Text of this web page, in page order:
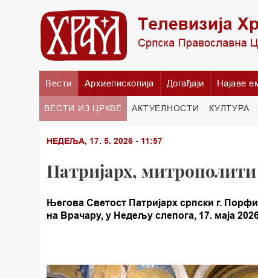
Вести Архиепископија Догађаји Најаве
ВЕСТИ ИЗ ЦРКВЕ АКТУЕЛНОСТИ КУЛТУРА
НЕДЕЉА, 17. 5. 2026 - 11:57
Патријарх,
Његова Светост Патријарх српски г.
на Врачару, у Недељу слепога, 17. маја